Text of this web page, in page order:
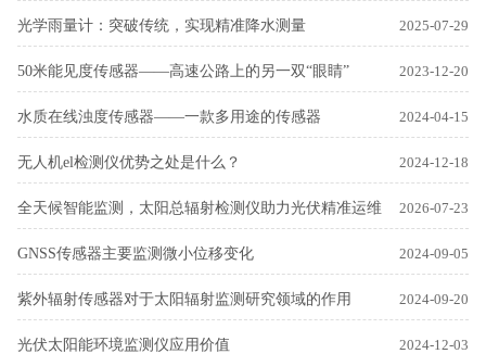
光学雨量计：突破传统，实现精准降水测量 2025-07-29
50米能见度传感器——高速公路上的另一双“眼睛” 2023-12-20
水质在线浊度传感器——一款多用途的传感器 2024-04-15
无人机el检测仪优势之处是什么？ 2024-12-18
全天候智能监测，太阳总辐射检测仪助力光伏精准运维 2026-07-23
GNSS传感器主要监测微小位移变化 2024-09-05
紫外辐射传感器对于太阳辐射监测研究领域的作用 2024-09-20
光伏太阳能环境监测仪应用价值 2024-12-03